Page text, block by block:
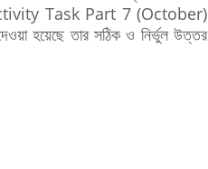
Activity Task Part 7 (October)
হয়েছে তার সঠিক ও নির্ভুল উত্তর